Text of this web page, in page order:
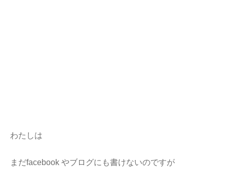
わたしは
まだfacebook やブログにも書けないのですが